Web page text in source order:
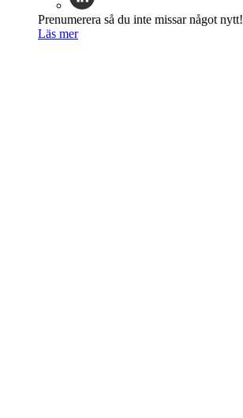
Prenumerera så du inte missar något nytt!
Läs mer